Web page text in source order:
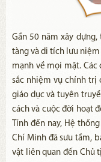
Gần 50 năm xây
tàng và di tích lưu
mạnh về mọi mặt.
sắc nhiệm vụ chính trị
giáo dục và tuyên
cách và cuộc đời hoạt
Tính đến nay, Hệ
Chí Minh đã sưu tầm,
vật liên quan đến Chủ